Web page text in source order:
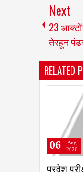
Next
23
तेरहून
RELATED
06